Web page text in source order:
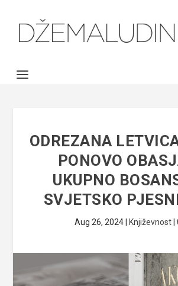
ODREZANA
PONOVO
UKUPNO
SVJETSKO
Aug 26, 2024 Književnost